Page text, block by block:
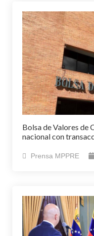
Bolsa de Valores de
nacional con
Prensa MPPRE